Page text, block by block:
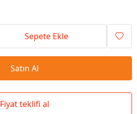
Sepete Ekle
Satın Al
Fiyat teklifi al